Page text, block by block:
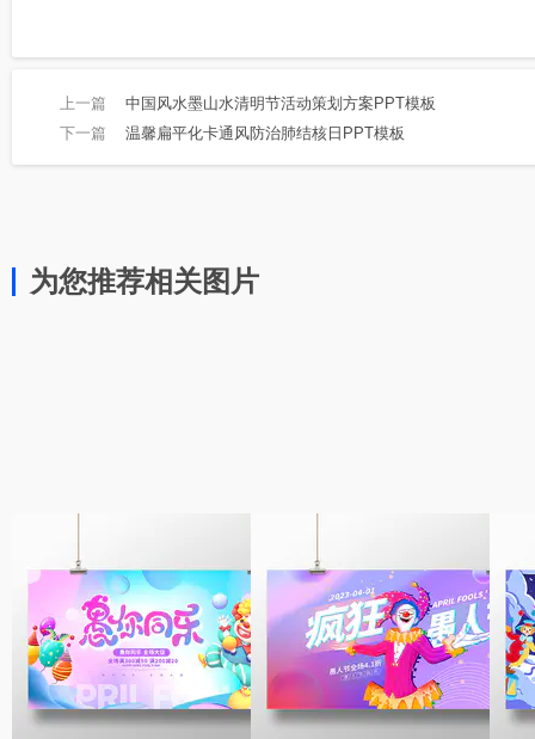
上一篇 中国风水墨山水清明节活动策划方案PPT模板
下一篇 温馨扁平化卡通风防治肺结核日PPT模板
为您推荐相关图片